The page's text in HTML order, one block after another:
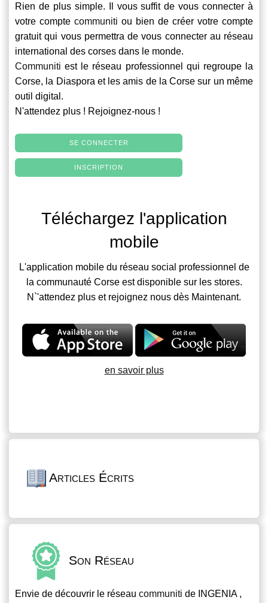
Rien de plus simple. Il vous suffit de vous connecter à
votre compte communiti ou bien de créer votre compte
gratuit qui vous permettra de vous connecter au réseau
international des corses dans le monde.
Communiti est le réseau professionnel qui regroupe la
Corse, la Diaspora et les amis de la Corse sur un même
outil digital.
N'attendez plus ! Rejoignez-nous !
SE CONNECTER
INSCRIPTION
Téléchargez l'application
mobile
L'application mobile du réseau social professionnel de
la communauté Corse est disponible sur les stores.
N`'attendez plus et rejoignez nous dès Maintenant.
en savoir plus
Articles Écrits
Son Réseau
Envie de découvrir le réseau communiti de INGENIA ,